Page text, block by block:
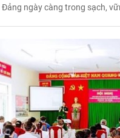
ngày càng trong sạch,